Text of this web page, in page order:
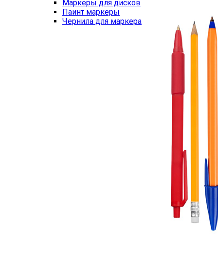
Маркеры для дисков
Паинт маркеры
Чернила для маркера